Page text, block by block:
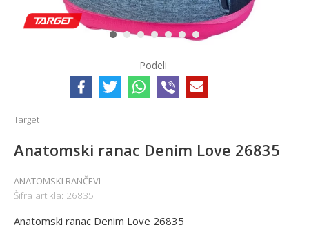
1 2 3 4 5 6 7
Podeli
Target
Anatomski ranac Denim Love 26835
ANATOMSKI RANČEVI
Šifra artikla: 26835
Anatomski ranac Denim Love 26835